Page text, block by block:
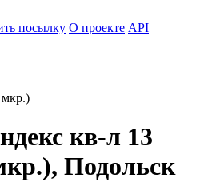
посылку О проекте API
кв-л 13
Подольск